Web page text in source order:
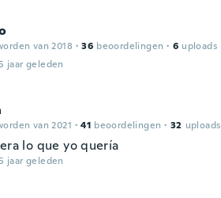
van 2018 · 36 beoordelingen · 6 uploads
jaar geleden
van 2021 · 41 beoordelingen · 32 uploads
lo que yo quería
jaar geleden